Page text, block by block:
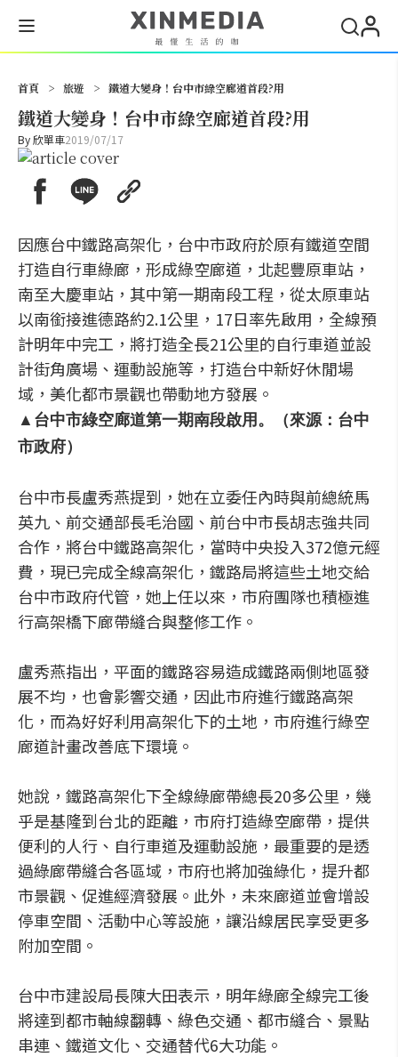
首頁 > 旅遊 > 鐵道大變身！台中市綠空廊道首段?用
鐵道大變身！台中市綠空廊道首段?用
By欣單車2019/07/17
因應台中鐵路高架化，台中市政府於原有鐵道空間
打造自行車綠廊，形成綠空廊道，北起豐原車站，
南至大慶車站，其中第一期南段工程，從太原車站
以南銜接進德路約2.1公里，17日率先啟用，全線預
計明年中完工，將打造全長21公里的自行車道並設
計街角廣場、運動設施等，打造台中新好休閒場
域，美化都市景觀也帶動地方發展。
▲台中市綠空廊道第一期南段啟用。（來源：台中
市政府）
台中市長盧秀燕提到，她在立委任內時與前總統馬
英九、前交通部長毛治國、前台中市長胡志強共同
合作，將台中鐵路高架化，當時中央投入372億元經
費，現已完成全線高架化，鐵路局將這些土地交給
台中市政府代管，她上任以來，市府團隊也積極進
行高架橋下廊帶縫合與整修工作。
盧秀燕指出，平面的鐵路容易造成鐵路兩側地區發
展不均，也會影響交通，因此市府進行鐵路高架
化，而為好好利用高架化下的土地，市府進行綠空
廊道計畫改善底下環境。
她說，鐵路高架化下全線綠廊帶總長20多公里，幾
乎是基隆到台北的距離，市府打造綠空廊帶，提供
便利的人行、自行車道及運動設施，最重要的是透
過綠廊帶縫合各區域，市府也將加強綠化，提升都
市景觀、促進經濟發展。此外，未來廊道並會增設
停車空間、活動中心等設施，讓沿線居民享受更多
附加空間。
台中市建設局長陳大田表示，明年綠廊全線完工後
將達到都市軸線翻轉、綠色交通、都市縫合、景點
串連、鐵道文化、交通替代6大功能。